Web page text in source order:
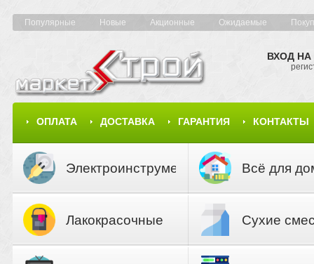
Популярные Новые Акционные Ожидаемые
ОПЛАТА ДОСТАВКА ГАРАНТИЯ КОНТАКТЫ
КАРТА САЙТА
ВХОД НА
Электроинструмент Всё для
Лакокрасочные
Сухие